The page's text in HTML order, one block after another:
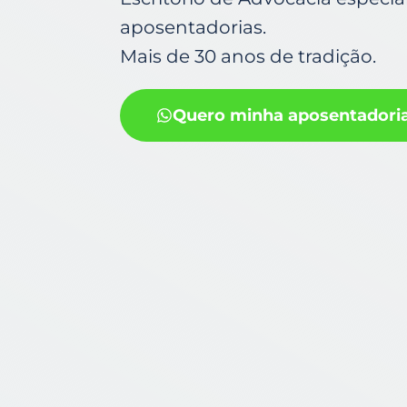
aposentadorias.
Mais de 30 anos de tradição.
Quero minha